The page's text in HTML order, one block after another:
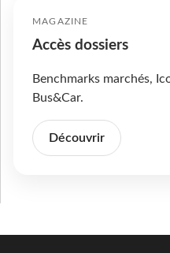
MAGAZINE
Accès dossiers
Benchmarks marchés,
Bus&Car.
Découvrir